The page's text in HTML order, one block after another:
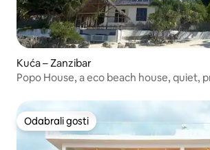
Kuća – Zanzibar
Popo House, a eco beach house, quiet,
Odabrali gosti
Odabrali gosti